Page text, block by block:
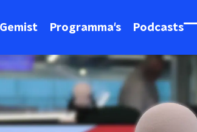
Gemist Programma's Podcasts